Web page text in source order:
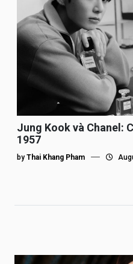
Jung Kook và Chanel:
1957
by Thai Khang Pham